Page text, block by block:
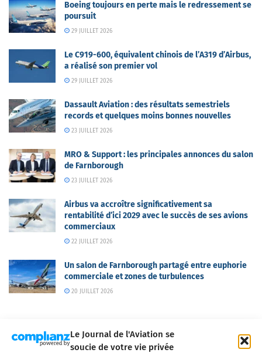
Le Journal de l'Aviation se
soucie de votre vie privée
Boeing toujours en perte mais le redressement se
poursuit
29 JUILLET 2026
Le C919-600, équivalent chinois de l’A319 d’Airbus,
a réalisé son premier vol
29 JUILLET 2026
Dassault Aviation : des résultats semestriels
records et quelques moins bonnes nouvelles
23 JUILLET 2026
MRO & Support : les principales annonces du salon
de Farnborough
23 JUILLET 2026
Airbus va accroître significativement sa
rentabilité d’ici 2029 avec le succès de ses avions
commerciaux
22 JUILLET 2026
Un salon de Farnborough partagé entre euphorie
commerciale et zones de turbulences
20 JUILLET 2026